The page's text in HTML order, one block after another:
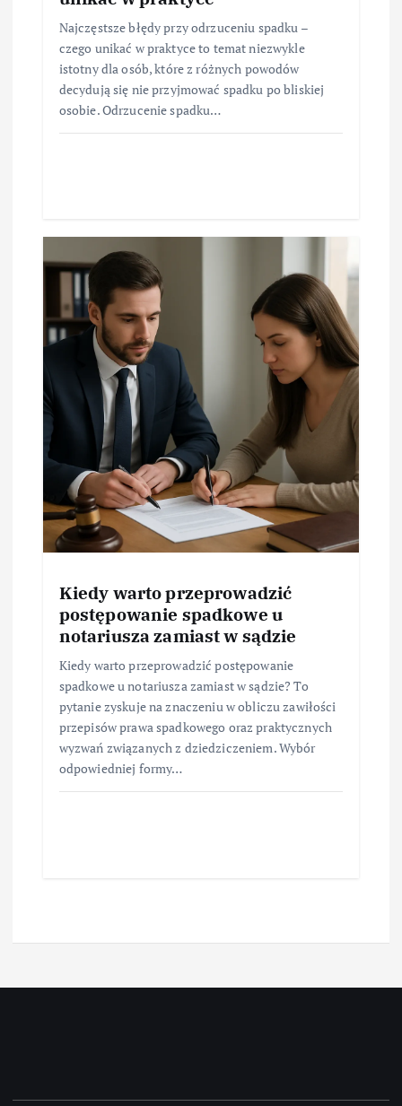
Najczęstsze błędy przy odrzuceniu spadku –
czego unikać w praktyce to temat niezwykle
istotny dla osób, które z różnych powodów
decydują się nie przyjmować spadku po bliskiej
osobie. Odrzucenie spadku…
Kiedy warto przeprowadzić
postępowanie spadkowe u
notariusza zamiast w sądzie
Kiedy warto przeprowadzić postępowanie
spadkowe u notariusza zamiast w sądzie? To
pytanie zyskuje na znaczeniu w obliczu zawiłości
przepisów prawa spadkowego oraz praktycznych
wyzwań związanych z dziedziczeniem. Wybór
odpowiedniej formy…